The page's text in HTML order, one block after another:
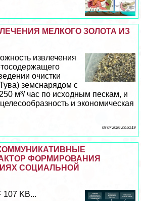
МЕЛКОГО ЗОЛОТА ИЗ
извлечения
очистки
земснарядом с
м³/ час по исходным пескам, и
и экономическая
09 07 2026 23:50:19
ФОРМИРОВАНИЯ
СОЦИАЛЬНОЙ
107 KB...